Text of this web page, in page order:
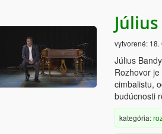
vytvorené:18.
Július
Rozhovor
cimbalistu,
budúcnosti
kategória: